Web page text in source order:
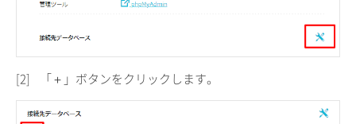
[2] 「＋」ボタンをクリックします。